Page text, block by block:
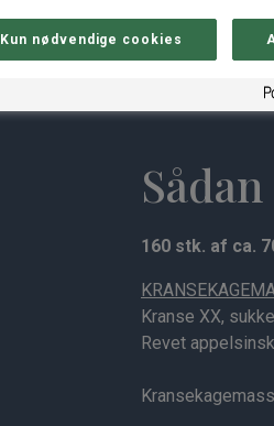
160 stk. af ca.
Kranse XX,
Revet
Kun nødvendige cookies